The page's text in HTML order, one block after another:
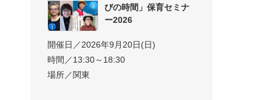
びの時間」保育セミナ
ー2026
開催日／2026年9月20日(日)
時間／13:30～18:30
場所／関東